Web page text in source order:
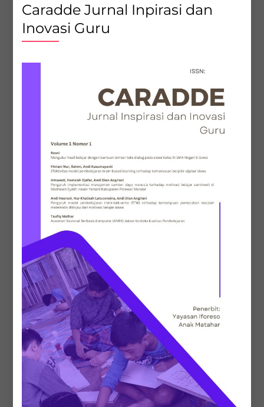
Caradde Jurnal Inpirasi dan
Inovasi Guru